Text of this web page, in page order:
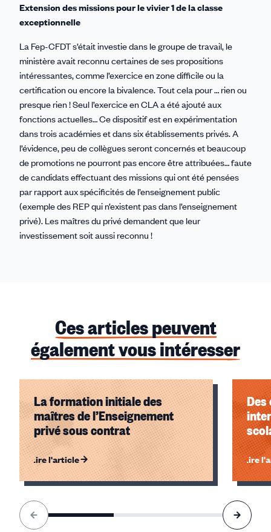
Extension des missions pour le vivier 1 de la classe
exceptionnelle
La Fep-CFDT s’était investie dans le groupe de travail, le
ministère avait reconnu certaines de ses propositions
intéressantes, comme l’exercice en zone difficile ou la
certification ou encore la bivalence. Tout cela pour … rien ou
presque rien ! Seul l’exercice en CLA a été ajouté aux
fonctions actuelles… Ce dispositif est en expérimentation
dans trois académies et dans six établissements privés. A
l’évidence, peu de collègues seront concernés et beaucoup
de promotions ne pourront pas encore être attribuées… faute
de candidats effectuant des missions qui ont été pensées
par rapport aux spécificités de l’enseignement public
(exemple des REP qui n’existent pas dans l’enseignement
privé). Les maîtres du privé demandent que leur
investissement soit aussi reconnu !
Ces articles peuvent
également vous intéresser
La formation initiale des
maîtres de l’Enseignement
privé sous contrat
Lire l'article Lire